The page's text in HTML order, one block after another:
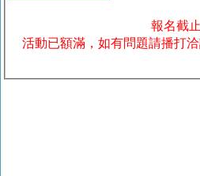
報名截止
活動已額滿，如有問題請播打